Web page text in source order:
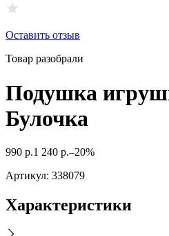
Оставить отзыв
Товар разобрали
Подушка
Булочка
990 р.1 240 р.–20%
Артикул: 338079
Характеристики